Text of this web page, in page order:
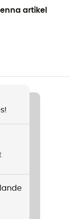
artikel